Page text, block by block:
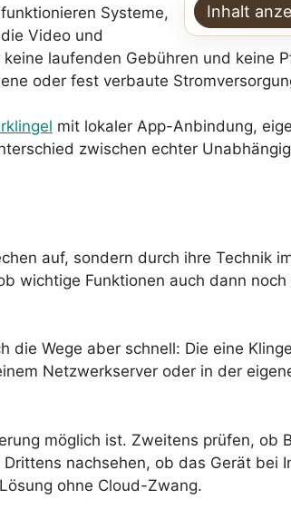
Inhalt
funktionieren Systeme,
die Video und
laufenden Gebühren und keine
oder fest verbaute
mit lokaler App-Anbindung,
zwischen echter
auf, sondern durch ihre Technik
wichtige Funktionen auch dann
die Wege aber schnell: Die eine
Netzwerkserver oder in der
möglich ist. Zweitens prüfen, ob
nachsehen, ob das Gerät bei
ohne Cloud-Zwang.